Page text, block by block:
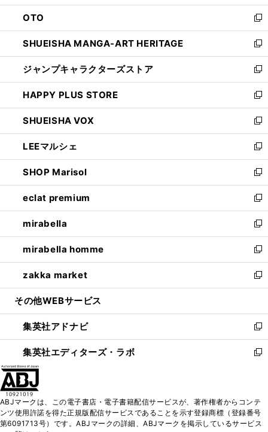
ウ
で
開
く
ン
ド
ウ
で
開
く
OTO
新
し
い
ウ
ィ
ン
ド
ウ
で
開
く
SHUEISHA MANGA-ART HERITAGE
新
し
い
ウ
ィ
ン
ド
ウ
で
開
く
ジャンプキャラクターズストア
新
し
い
ウ
ィ
ン
ド
ウ
で
開
く
HAPPY PLUS STORE
新
し
い
ウ
ィ
ン
ド
ウ
で
開
く
SHUEISHA VOX
新
し
い
ウ
ィ
ン
ド
ウ
で
開
く
LEEマルシェ
新
し
い
ウ
ィ
ン
ド
ウ
で
開
く
SHOP Marisol
新
し
い
ウ
ィ
ン
ド
ウ
で
開
eclat premium
新
し
い
ウ
ィ
ン
ド
ウ
開
く
mirabella
新
し
い
ウ
ィ
ン
ウ
で
開
く
mirabella homme
新
し
い
ウ
ン
ド
ウ
で
zakka market
新
し
ウ
ィ
ン
ド
く
その他WEBサービス
集英社アドナビ
新
し
い
ド
ウ
で
集英社エディターズ・ラボ
新
ィ
ン
ABJマークは、この電子書店・電子書籍配信サービスが、著作権者からコンテ
ンツ使用許諾を得た正規版配信サービスであることを示す登録商標（登録番号
第6091713号）です。ABJマークの詳細、ABJマークを掲示しているサービス